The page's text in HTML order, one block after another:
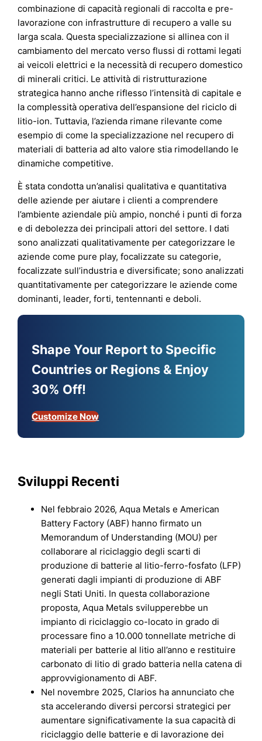
combinazione di capacità regionali di raccolta e pre-
lavorazione con infrastrutture di recupero a valle su
larga scala. Questa specializzazione si allinea con il
cambiamento del mercato verso flussi di rottami legati
ai veicoli elettrici e la necessità di recupero domestico
di minerali critici. Le attività di ristrutturazione
strategica hanno anche riflesso l’intensità di capitale e
la complessità operativa dell’espansione del riciclo di
litio-ion. Tuttavia, l’azienda rimane rilevante come
esempio di come la specializzazione nel recupero di
materiali di batteria ad alto valore stia rimodellando le
dinamiche competitive.
È stata condotta un’analisi qualitativa e quantitativa
delle aziende per aiutare i clienti a comprendere
l’ambiente aziendale più ampio, nonché i punti di forza
e di debolezza dei principali attori del settore. I dati
sono analizzati qualitativamente per categorizzare le
aziende come pure play, focalizzate su categorie,
focalizzate sull’industria e diversificate; sono analizzati
quantitativamente per categorizzare le aziende come
dominanti, leader, forti, tentennanti e deboli.
Shape Your Report to Specific
Countries or Regions & Enjoy
30% Off!
Customize Now
Sviluppi Recenti
Nel febbraio 2026, Aqua Metals e American
Battery Factory (ABF) hanno firmato un
Memorandum of Understanding (MOU) per
collaborare al riciclaggio degli scarti di
produzione di batterie al litio-ferro-fosfato (LFP)
generati dagli impianti di produzione di ABF
negli Stati Uniti. In questa collaborazione
proposta, Aqua Metals svilupperebbe un
impianto di riciclaggio co-locato in grado di
processare fino a 10.000 tonnellate metriche di
materiali per batterie al litio all’anno e restituire
carbonato di litio di grado batteria nella catena di
approvvigionamento di ABF.
Nel novembre 2025, Clarios ha annunciato che
sta accelerando diversi percorsi strategici per
aumentare significativamente la sua capacità di
riciclaggio delle batterie e di lavorazione dei